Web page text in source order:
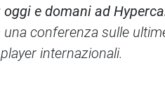
oggi e domani ad
conferenza sulle
internazionali.